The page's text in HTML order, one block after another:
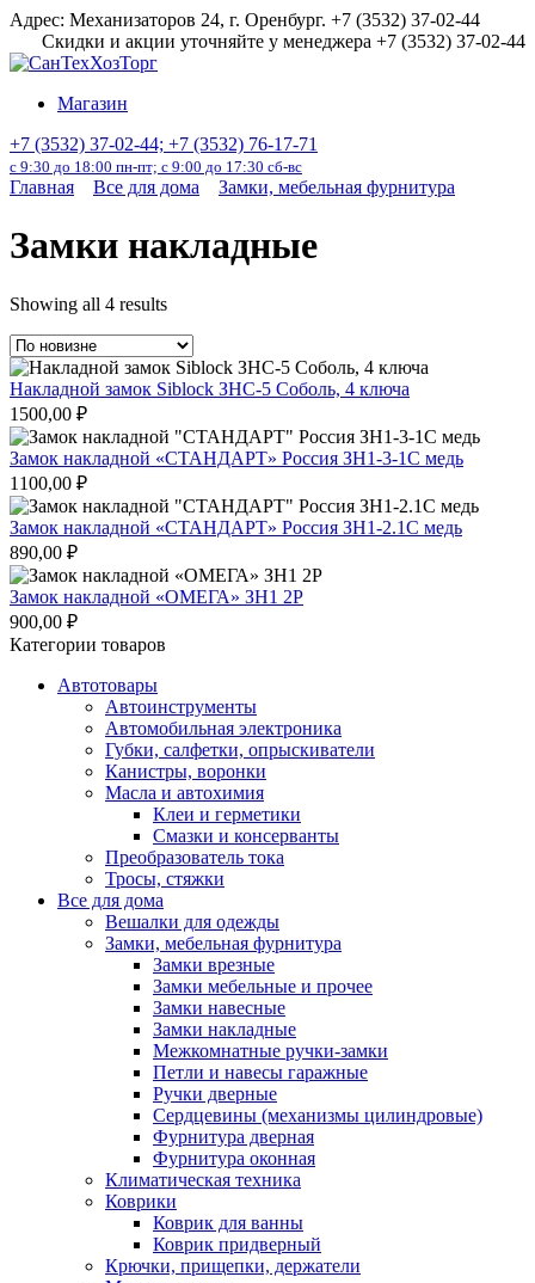
Перейти
содержанию
Адрес: Механизаторов 24, г. Оренбург. +7 (3532) 37-02-44
Скидки и акции уточняйте у менеджера +7 (3532) 37-02-44
Магазин
+7 (3532) 37-02-44; +7 (3532) 76-17-71
с 9:30 до 18:00 пн-пт; с 9:00 до 17:30 сб-вс
Главная Все для дома Замки, мебельная фурнитура
Замки накладные
Showing all 4 results
Накладной замок Siblock ЗНС-5 Соболь, 4 ключа
1500,00 ₽
Замок накладной «СТАНДАРТ» Россия ЗН1-3-1С медь
1100,00 ₽
Замок накладной «СТАНДАРТ» Россия ЗН1-2.1С медь
890,00 ₽
Замок накладной «ОМЕГА» ЗН1 2P
900,00 ₽
Категории товаров
Автотовары
Автоинструменты
Автомобильная электроника
Губки, салфетки, опрыскиватели
Канистры, воронки
Масла и автохимия
Клеи и герметики
Смазки и консерванты
Преобразователь тока
Тросы, стяжки
Все для дома
Вешалки для одежды
Замки, мебельная фурнитура
Замки врезные
Замки мебельные и прочее
Замки навесные
Замки накладные
Межкомнатные ручки-замки
Петли и навесы гаражные
Ручки дверные
Сердцевины (механизмы цилиндровые)
Фурнитура дверная
Фурнитура оконная
Климатическая техника
Коврики
Коврик для ванны
Коврик придверный
Крючки, прищепки, держатели